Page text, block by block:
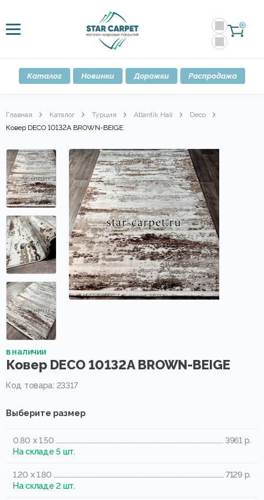
0
Каталог Новинки Дорожки Распродажа
Главная Каталог Турция Atlantik Hali
Deco
Ковер DECO 10132A BROWN-BEIGE
в наличии
Ковер DECO 10132A BROWN-BEIGE
Код товара: 23317
Выберите размер
0.80 x 1.50
3961 р.
На складе 5 шт.
1.20 x 1.80
7129 р.
На складе 2 шт.